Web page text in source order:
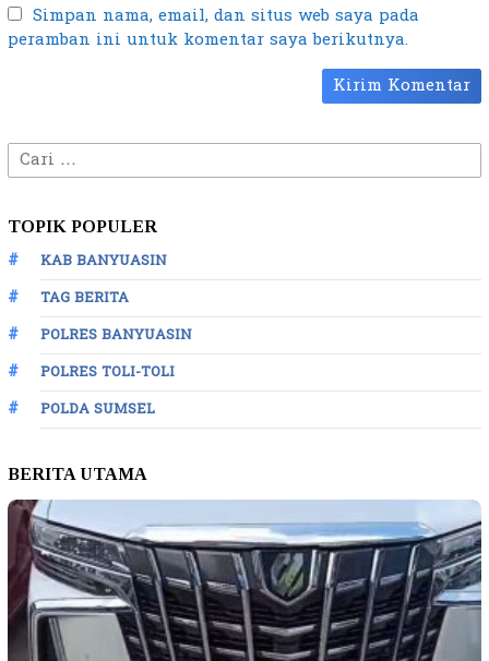
Simpan nama, email, dan situs web saya pada
peramban ini untuk komentar saya berikutnya.
Cari
untuk:
TOPIK POPULER
KAB BANYUASIN
TAG BERITA
POLRES BANYUASIN
POLRES TOLI-TOLI
POLDA SUMSEL
BERITA UTAMA